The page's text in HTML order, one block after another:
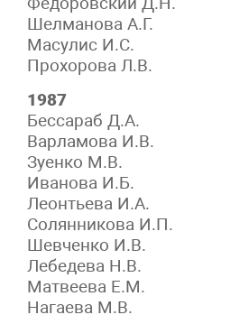
Шелманова А.Г.
Масулис И.С.
Прохорова Л.В.
1987
Бессараб Д.А.
Варламова И.В.
Зуенко М.В.
Иванова И.Б.
Леонтьева И.А.
Солянникова И.П.
Шевченко И.В.
Лебедева Н.В.
Матвеева Е.М.
Нагаева М.В.